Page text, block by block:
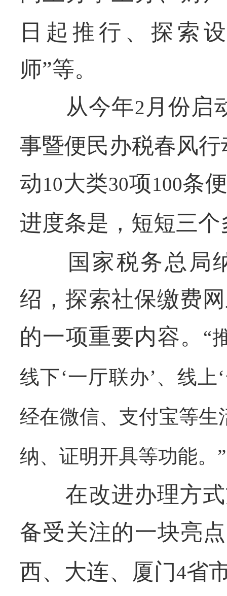
日起推行、探索
师”等。
从今年2 月份启
事暨便民办税春风
动10大类30项100条
进度条是，短短三
国家税务总局纳
绍，探索社保缴费
的一项重要内容。
“
线下‘一厅联办’、线
经在微信、支付宝等
纳、证明开具等功能。”
在改进办理方式
备受关注的一块亮
西、大连、厦门4省